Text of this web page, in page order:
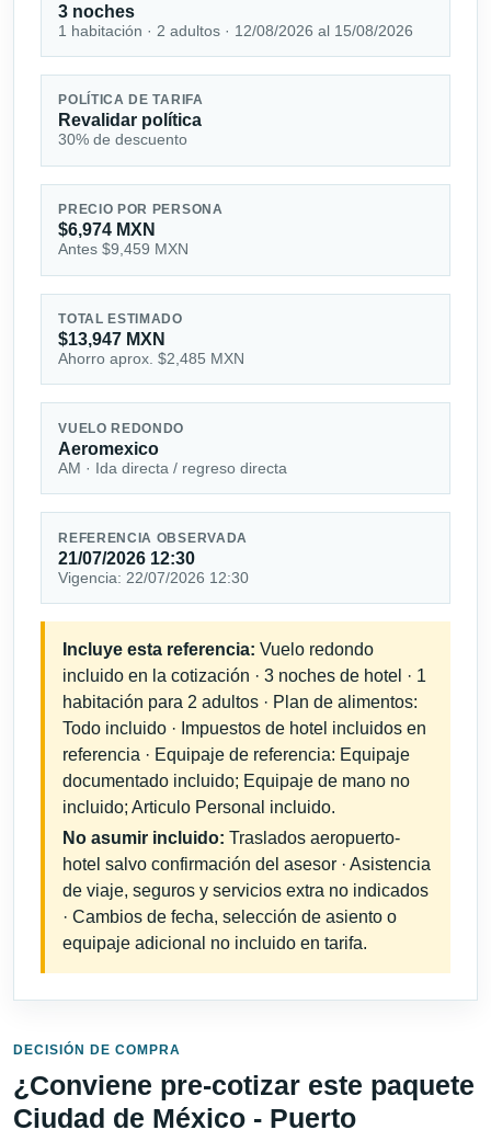
3 noches
1 habitación · 2 adultos · 12/08/2026 al 15/08/2026
POLÍTICA DE TARIFA
Revalidar política
30% de descuento
PRECIO POR PERSONA
$6,974 MXN
Antes $9,459 MXN
TOTAL ESTIMADO
$13,947 MXN
Ahorro aprox. $2,485 MXN
VUELO REDONDO
Aeromexico
AM · Ida directa / regreso directa
REFERENCIA OBSERVADA
21/07/2026 12:30
Vigencia: 22/07/2026 12:30
Incluye esta referencia: Vuelo redondo
incluido en la cotización · 3 noches de hotel · 1
habitación para 2 adultos · Plan de alimentos:
Todo incluido · Impuestos de hotel incluidos en
referencia · Equipaje de referencia: Equipaje
documentado incluido; Equipaje de mano no
incluido; Articulo Personal incluido.
No asumir incluido: Traslados aeropuerto-
hotel salvo confirmación del asesor · Asistencia
de viaje, seguros y servicios extra no indicados
· Cambios de fecha, selección de asiento o
equipaje adicional no incluido en tarifa.
DECISIÓN DE COMPRA
¿Conviene pre-cotizar este paquete
Ciudad de México - Puerto